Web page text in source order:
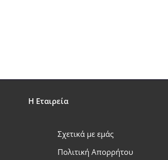
Η Εταιρεία
Σχετικά με εμάς
Πολιτική Απορρήτου